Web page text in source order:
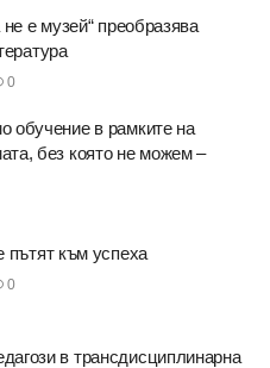
не е музей“ преобразява
0
обучение в рамките на
без която не можем –
пътят към успеха
0
в трансдисциплинарна